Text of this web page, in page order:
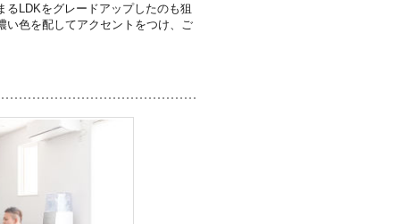
LDKをグレードアップしたのも狙
い色を配してアクセントをつけ、ご